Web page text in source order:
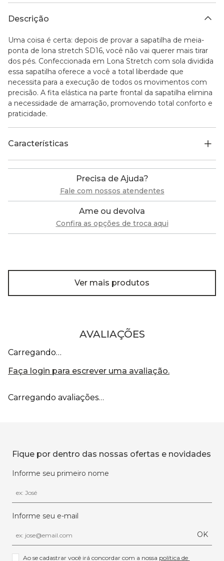
Descrição
Uma coisa é certa: depois de provar a sapatilha de meia-
ponta de lona stretch SD16, você não vai querer mais tirar
dos pés. Confeccionada em Lona Stretch com sola dividida
essa sapatilha oferece a você a total liberdade que
necessita para a execução de todos os movimentos com
precisão. A fita elástica na parte frontal da sapatilha elimina
a necessidade de amarração, promovendo total conforto e
praticidade.
Características
Precisa de Ajuda?
Fale com nossos atendentes
Ame ou devolva
Confira as opções de troca aqui
Ver mais produtos
AVALIAÇÕES
Carregando…
Faça login para escrever uma avaliação.
Carregando avaliações…
Fique por dentro das nossas ofertas e novidades
Informe seu primeiro nome
Informe seu e-mail
OK
Ao se cadastrar você irá concordar com a nossa política de